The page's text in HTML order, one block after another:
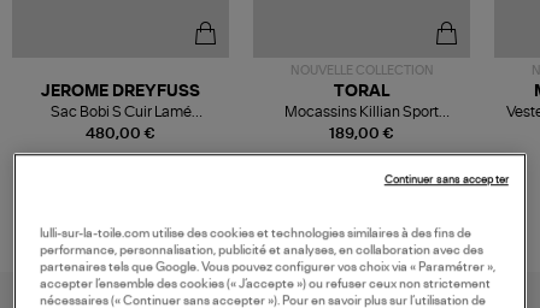
480,00 €
JEROME DREYFUSS
Sac Bobi S Cuir Lamé
Champagne
NOUVELLE COLLECTION
189,00 €
TORAL
Mocassins Killian Sport
Mousse
lulli-sur-la-toile.com utilise des cookies et technologies similaires à des fins de
performance, personnalisation, publicité et analyses, en collaboration avec des
partenaires tels que Google. Vous pouvez configurer vos choix via « Paramétrer »,
accepter l’ensemble des cookies (« J’accepte ») ou refuser ceux non strictement
nécessaires (« Continuer sans accepter »). Pour en savoir plus sur l’utilisation de
Continuer sans accepter